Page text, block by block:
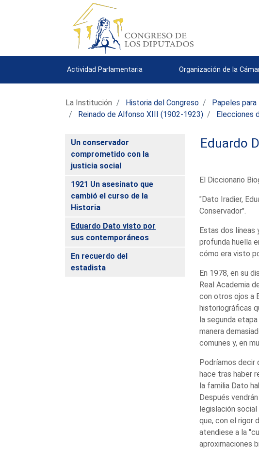
Actividad Parlamentaria Organización de la
La Institución Historia del Congreso Papeles
Reinado de Alfonso XIII (1902-1923)
Elecciones
Un conservador
comprometido con la
justicia social
1921 Un asesinato que
cambió el curso de la
Historia
Eduardo Dato visto por
sus contemporáneos
En recuerdo del
estadista
Eduardo
El Diccionario
"Dato Iradier,
Conservador".
Estas dos líneas
profunda huella
cómo era visto
En 1978, en su
Real Academia
con otros ojos a
historiográficas
la segunda
manera
comunes y, en
Podríamos decir
hace tras haber
la familia Dato
Después
legislación social
que, con el rigor
atendiese a la
aproximaciones